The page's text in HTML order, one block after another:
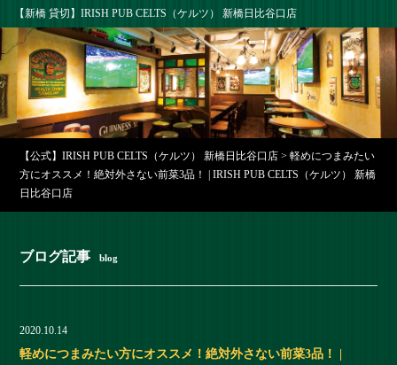
【新橋 貸切】IRISH PUB CELTS（ケルツ） 新橋日比谷口店
【公式】IRISH PUB CELTS（ケルツ） 新橋日比谷口店 >軽めにつまみたい
方にオススメ！絶対外さない前菜3品！ | IRISH PUB CELTS（ケルツ） 新橋
日比谷口店
ブログ記事 blog
2020.10.14
軽めにつまみたい方にオススメ！絶対外さない前菜3品！ |